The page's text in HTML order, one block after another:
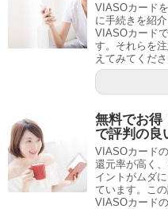
VIASOカード
に手続きを紹
VIASOカード
す。それらを
えてみてくださ
無料でお得
で評判の良
VIASOカード
還元率が高く
イントがムダ
ています。こ
VIASOカード